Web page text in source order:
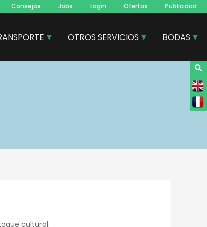
Consejos Jobs Login Ofertas Publicidad
OTROS SERVICIOS BODAS
cultural.